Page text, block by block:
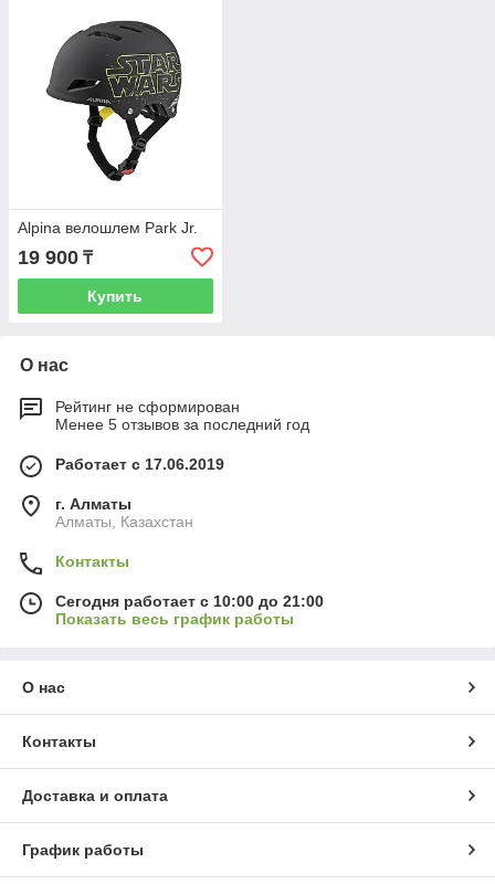
Alpina велошлем Park Jr.
19 900 ₸
Купить
О нас
Рейтинг не сформирован
Менее 5 отзывов за последний год
Работает с 17.06.2019
г. Алматы
Алматы, Казахстан
Контакты
Сегодня работает с 10:00 до 21:00
Показать весь график работы
О нас
Контакты
Доставка и оплата
График работы